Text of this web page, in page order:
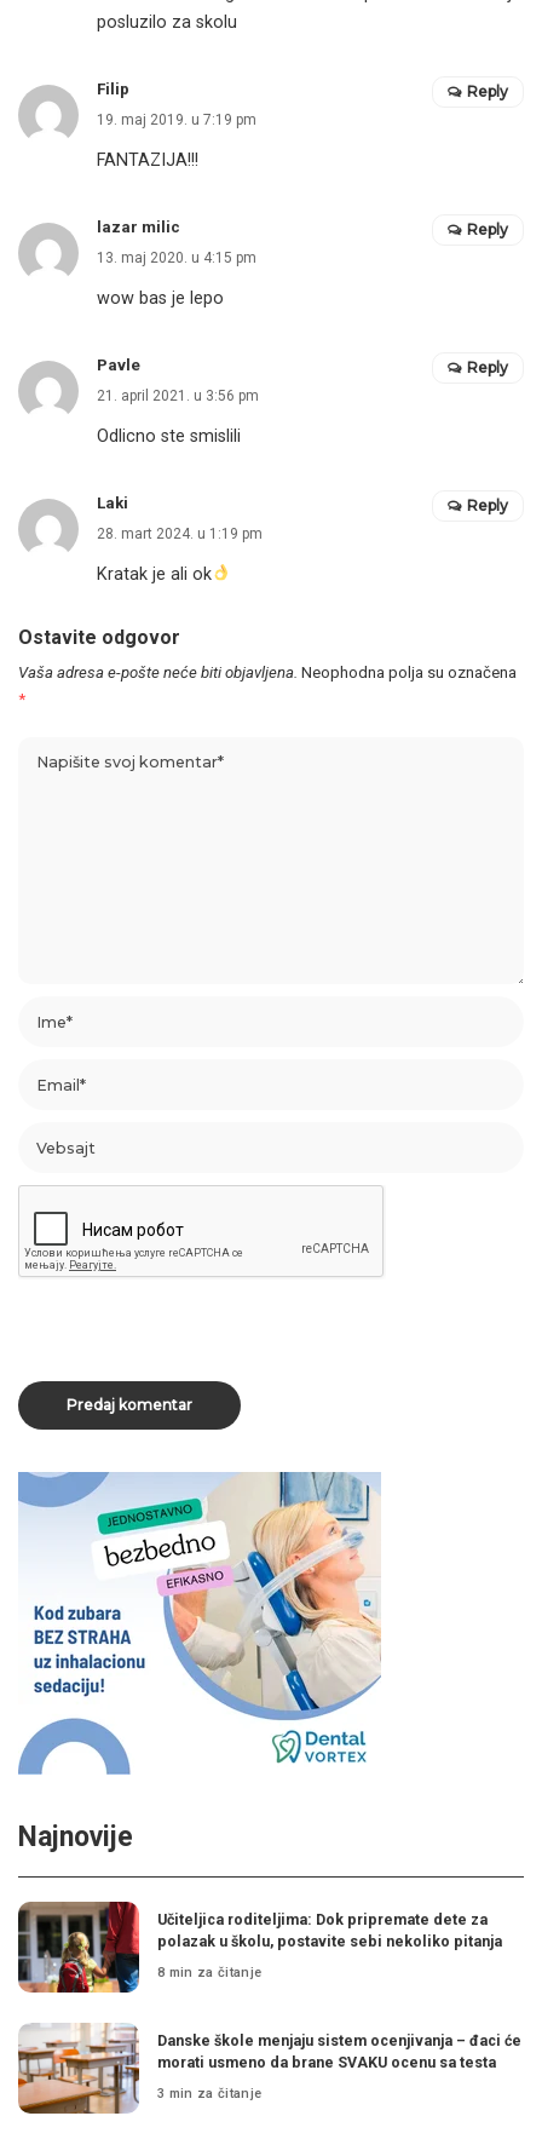
posluzilo za skolu
Filip
19. maj 2019. u 7:19 pm
FANTAZIJA!!!
Reply
lazar milic
13. maj 2020. u 4:15 pm
wow bas je lepo
Reply
Pavle
21. april 2021. u 3:56 pm
Odlicno ste smislili
Reply
Laki
28. mart 2024. u 1:19 pm
Kratak je ali ok
Reply
Ostavite odgovor
Vaša adresa e-pošte neće biti objavljena. Neophodna polja su označena
*
Najnovije
Učiteljica roditeljima: Dok pripremate dete za
polazak u školu, postavite sebi nekoliko pitanja
8 min za čitanje
Danske škole menjaju sistem ocenjivanja – đaci će
morati usmeno da brane SVAKU ocenu sa testa
3 min za čitanje